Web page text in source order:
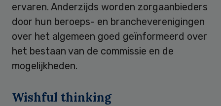
ervaren. Anderzijds worden zorgaanbieders
door hun beroeps- en brancheverenigingen
over het algemeen goed geïnformeerd over
het bestaan van de commissie en de
mogelijkheden.
Wishful thinking